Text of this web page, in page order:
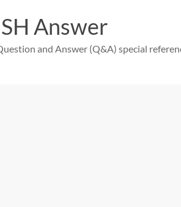
Answer
and Answer (Q&A) special